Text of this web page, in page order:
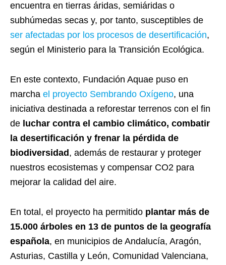
encuentra en tierras áridas, semiáridas o
subhúmedas secas y, por tanto, susceptibles de
ser afectadas por los procesos de desertificación,
según el Ministerio para la Transición Ecológica.
En este contexto, Fundación Aquae puso en
marcha el proyecto Sembrando Oxígeno, una
iniciativa destinada a reforestar terrenos con el fin
de luchar contra el cambio climático, combatir
la desertificación y frenar la pérdida de
biodiversidad , además de restaurar y proteger
nuestros ecosistemas y compensar CO2 para
mejorar la calidad del aire.
En total, el proyecto ha permitido plantar más de
15.000 árboles en 13 de puntos de la geografía
española, en municipios de Andalucía, Aragón,
Asturias, Castilla y León, Comunidad Valenciana,